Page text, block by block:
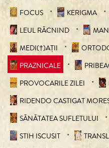
FOCUS
KERIGMA
LEUL RĂCNIND
MEDI(†)AȚII
PRAZNICALE
PROVOCARILE ZILEI
RIDENDO CASTIGAT
SĂNĂTATEA SUFLETULUI
STIH ISCUSIT